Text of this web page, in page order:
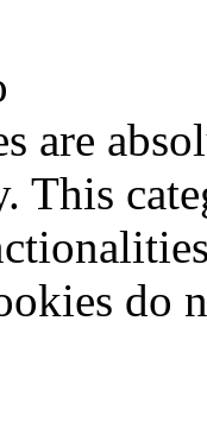
are
This
do